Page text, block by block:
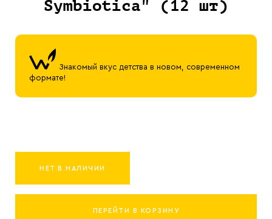
Symbiotica" (12 шт)
Знакомый вкус детства в новом, современном
формате!
НЕТ В НАЛИЧИИ
ПЕРЕЙТИ В КОРЗИНУ